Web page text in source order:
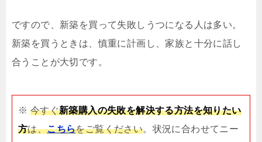
ですので、新築を買って失敗しうつになる人は多い。
新築を買うときは、慎重に計画し、家族と十分に話し
合うことが大切です。
※ 今すぐ新築購入の失敗を解決する方法を知りたい
方は、こちらをご覧ください。状況に合わせてニー